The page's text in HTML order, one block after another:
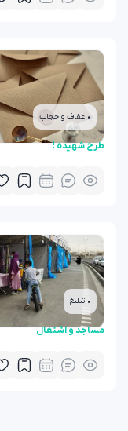
• عفاف و حجاب
طرح شهیده !
• تبلیغ
مساجد و اشتغال